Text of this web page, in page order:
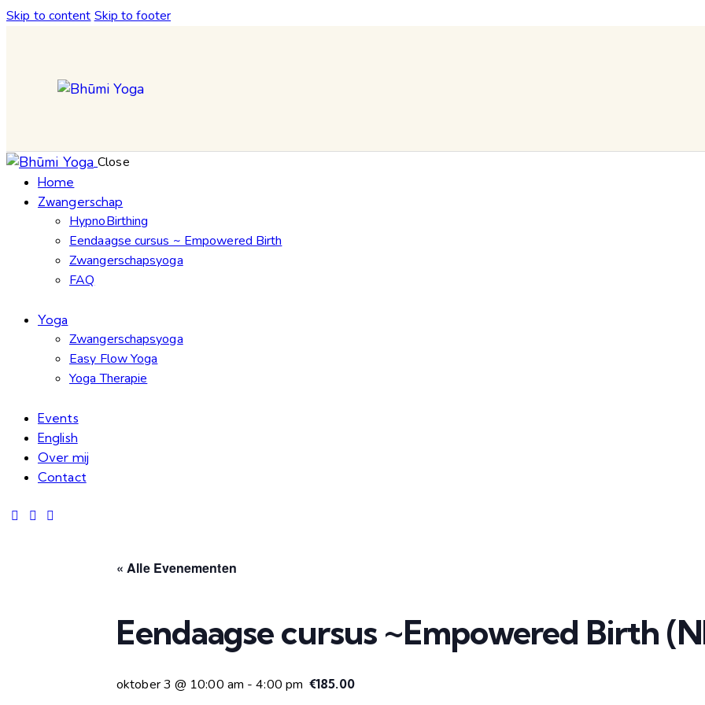
Skip to content Skip to footer
Close
Home
Zwangerschap
HypnoBirthing
Eendaagse cursus ~ Empowered Birth
Zwangerschapsyoga
FAQ
Yoga
Zwangerschapsyoga
Easy Flow Yoga
Yoga Therapie
Events
English
Over mij
Contact
« Alle Evenementen
Eendaagse cursus ~Empowered Birth
oktober 3 @ 10:00 am -4:00 pm €185.00